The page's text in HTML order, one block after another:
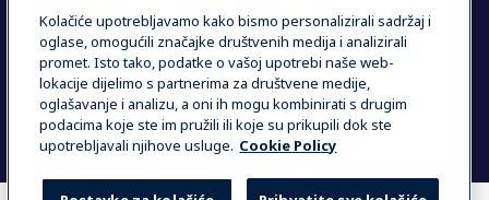
Data Privacy Statement
Cookie Policy
Uvjeti i odredbe
Kolačiće upotrebljavamo kako bismo personalizirali sadržaj i
oglase, omogućili značajke društvenih medija i analizirali
promet. Isto tako, podatke o vašoj upotrebi naše web-
lokacije dijelimo s partnerima za društvene medije,
oglašavanje i analizu, a oni ih mogu kombinirati s drugim
podacima koje ste im pružili ili koje su prikupili dok ste
upotrebljavali njihove usluge. Cookie Policy